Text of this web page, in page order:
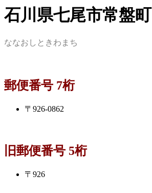
石川県七尾市常盤町
ななおしときわまち
郵便番号 7桁
〒926-0862
旧郵便番号 5桁
〒926